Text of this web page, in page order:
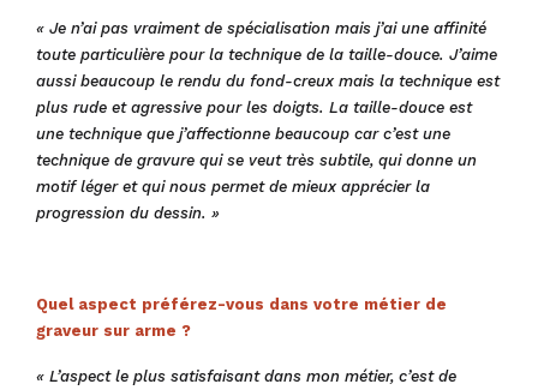
« Je n’ai pas vraiment de spécialisation mais j’ai une affinité
toute particulière pour la technique de la taille-douce. J’aime
aussi beaucoup le rendu du fond-creux mais la technique est
plus rude et agressive pour les doigts. La taille-douce est
une technique que j’affectionne beaucoup car c’est une
technique de gravure qui se veut très subtile, qui donne un
motif léger et qui nous permet de mieux apprécier la
progression du dessin. »
Quel aspect préférez-vous dans votre métier de
graveur sur arme ?
« L’aspect le plus satisfaisant dans mon métier, c’est de